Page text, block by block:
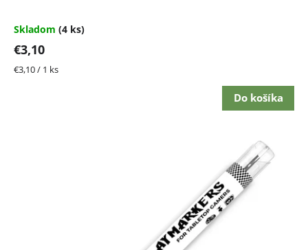
Skladom (4 ks)
€3,10
Jednotková
€3,10 / 1 ks
Do košíka